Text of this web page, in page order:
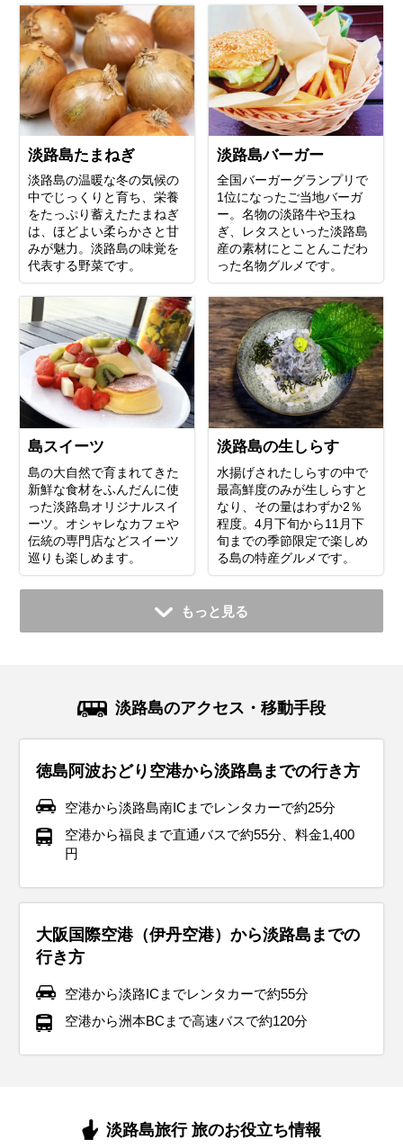
淡路島たまねぎ
淡路島の温暖な冬の気候の
中でじっくりと育ち、栄養
をたっぷり蓄えたたまねぎ
は、ほどよい柔らかさと甘
みが魅力。淡路島の味覚を
代表する野菜です。
淡路島バーガー
全国バーガーグランプリで
1位になったご当地バーガ
ー。名物の淡路牛や玉ね
ぎ、レタスといった淡路島
産の素材にとことんこだわ
った名物グルメです。
島スイーツ
島の大自然で育まれてきた
新鮮な食材をふんだんに使
った淡路島オリジナルスイ
ーツ。オシャレなカフェや
伝統の専門店などスイーツ
巡りも楽しめます。
淡路島の生しらす
水揚げされたしらすの中で
最高鮮度のみが生しらすと
なり、その量はわずか2％
程度。4月下旬から11月下
旬までの季節限定で楽しめ
る島の特産グルメです。
もっと見る
淡路島のアクセス・移動手段
徳島阿波おどり空港から淡路島までの行き方
空港から淡路島南ICまでレンタカーで約25分
空港から福良まで直通バスで約55分、料金1,400
円
大阪国際空港（伊丹空港）から淡路島までの
行き方
空港から淡路ICまでレンタカーで約55分
空港から洲本BCまで高速バスで約120分
淡路島旅行 旅のお役立ち情報